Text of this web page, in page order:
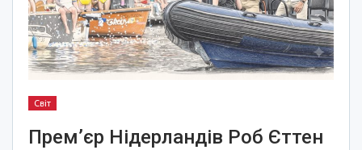
Світ
Прем’єр Нідерландів Роб Єттен